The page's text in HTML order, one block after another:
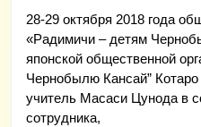
28-29 октября 2018 года
«Радимичи – детям
японской общественной
Чернобылю Кансай”
учитель Масаси Цунода в
сотрудника,